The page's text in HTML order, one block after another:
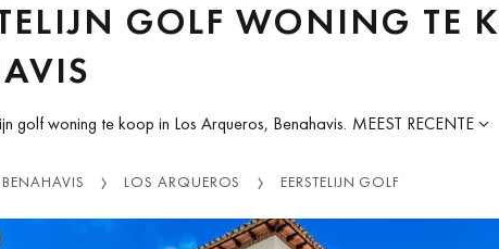
GOLF WONING TE
golf woning te koop in Los Arqueros, Benahavis. MEEST RECENTE
BENAHAVIS LOS ARQUEROS EERSTELIJN GOLF